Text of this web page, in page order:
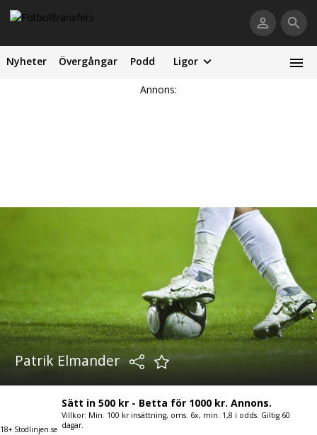
Nyheter Övergångar Podd Ligor
Annons:
Patrik Elmander
18+ Stödlinjen.se
Sätt in 500 kr - Betta för 1000 kr. Annons.
Villkor: Min. 100 kr insättning, oms. 6x, min. 1,8 i odds. Giltig 60
dagar.